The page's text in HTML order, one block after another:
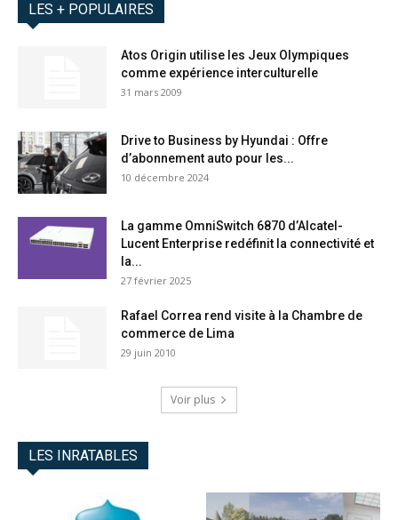
LES + POPULAIRES
Atos Origin utilise les Jeux Olympiques
comme expérience interculturelle
31 mars 2009
Drive to Business by Hyundai : Offre
d’abonnement auto pour les...
10 décembre 2024
La gamme OmniSwitch 6870 d’Alcatel-
Lucent Enterprise redéfinit la connectivité et
la...
27 février 2025
Rafael Correa rend visite à la Chambre de
commerce de Lima
29 juin 2010
Voir plus
LES INRATABLES